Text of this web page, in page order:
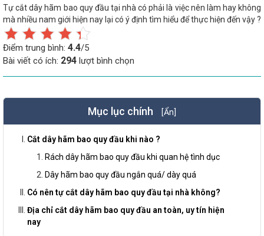
Tự cắt dây hãm bao quy đầu tại nhà có phải là việc nên làm hay không
mà nhiều nam giới hiện nay lại có ý định tìm hiểu để thực hiện đến vậy ?
Điểm trung bình: 4.4/5
Bài viết có ích: 294 lượt bình chọn
Mục lục chính [Ẩn]
Cắt dây hãm bao quy đầu khi nào ?
Rách dây hãm bao quy đầu khi quan hệ tình dục
Dây hãm bao quy đầu ngắn quá/ dày quá
Có nên tự cắt dây hãm bao quy đầu tại nhà không?
Địa chỉ cắt dây hãm bao quy đầu an toàn, uy tín hiện
nay